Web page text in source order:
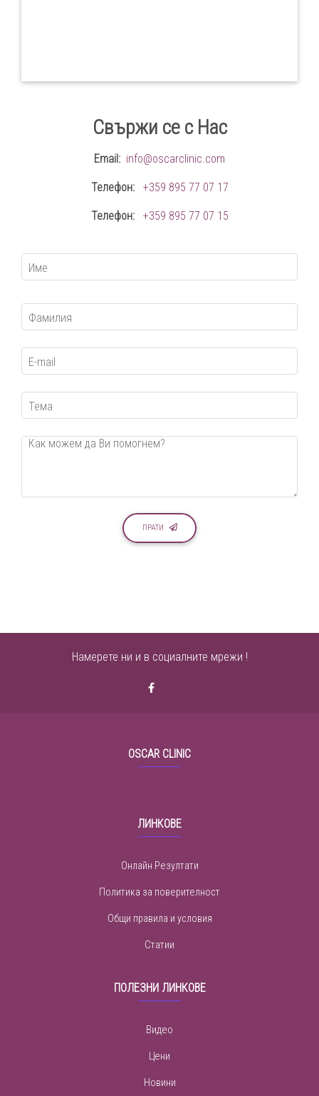
Свържи се с Нас
Email: info@oscarclinic.com
Телефон: +359 895 77 07 17
Телефон: +359 895 77 07 15
Име
Фамилия
E-mail
Тема
Как можем да Ви помогнем?
ПРАТИ
Намерете ни и в социалните мрежи !
OSCAR CLINIC
ЛИНКОВЕ
Онлайн Резултати
Политика за поверителност
Общи правила и условия
Статии
ПОЛЕЗНИ ЛИНКОВЕ
Видео
Цени
Новини